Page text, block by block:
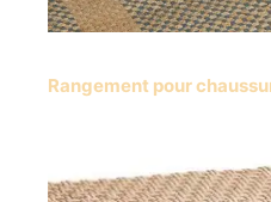
Rangement pour